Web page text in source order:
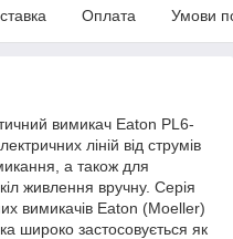
Оплата Умови
вимикач Eaton PL6-
ліній від струмів
а також для
живлення вручну. Серія
вимикачів Eaton (Moeller)
широко застосовується як